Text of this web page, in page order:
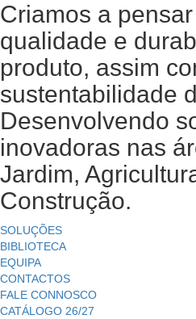
Criamos a
qualidade e
produto, assim
sustentabilidade
Desenvolvendo
inovadoras nas
Jardim,
Construção.
SOLUÇÕES
BIBLIOTECA
EQUIPA
CONTACTOS
FALE CONNOSCO
CATÁLOGO 26/27